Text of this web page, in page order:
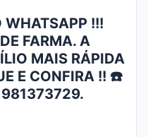
WHATSAPP !!!
FARMA. A
MAIS RÁPIDA
E CONFIRA !! ☎️